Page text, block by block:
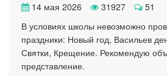
14 мая 2026 31927
51
В условиях школы невозможно
праздники: Новый год, Васильев
Святки, Крещение. Рекомендую
представление.